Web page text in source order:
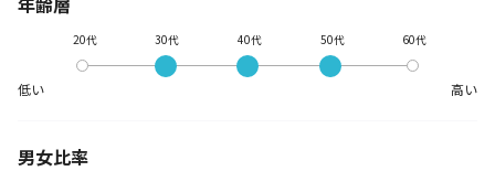
低い
20代 30代 40代 50代 60代
高い
男女比率